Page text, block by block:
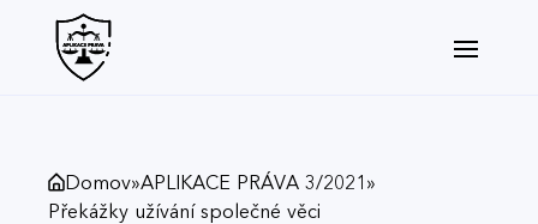
Domov»APLIKACE PRÁVA 3/2021 »
Překážky užívání společné věci